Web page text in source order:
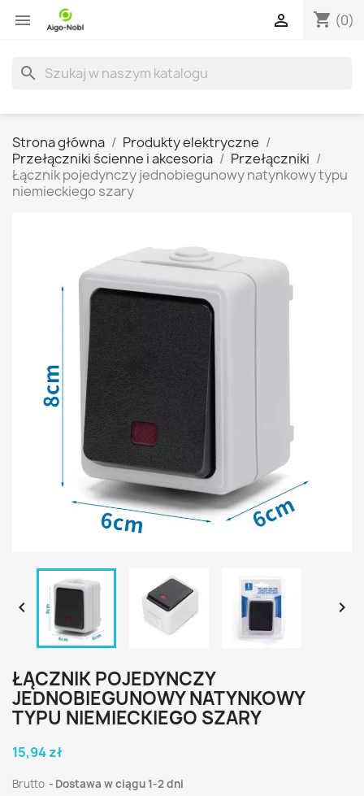
 shopping_cart (0)

search
Strona główna
Produkty elektryczne
Przełączniki ścienne i akcesoria
Przełączniki
Łącznik pojedynczy jednobiegunowy natynkowy typu
niemieckiego szary
 
ŁĄCZNIK POJEDYNCZY
JEDNOBIEGUNOWY NATYNKOWY
TYPU NIEMIECKIEGO SZARY
15,94 zł
Brutto Dostawa w ciągu 1-2 dni